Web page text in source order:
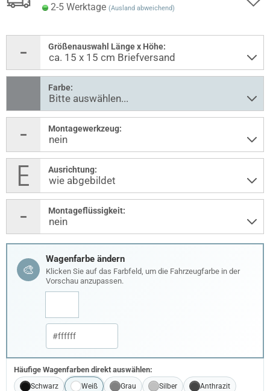
2-5 Werktage (Ausland abweichend)
Größenauswahl Länge x Höhe:
Farbe:
Montagewerkzeug:
Ausrichtung:
Montageflüssigkeit:
🎨
Wagenfarbe ändern
Klicken Sie auf das Farbfeld, um die Fahrzeugfarbe in der
Vorschau anzupassen.
Häufige Wagenfarben direkt auswählen:
Schwarz Weiß Grau Silber Anthrazit